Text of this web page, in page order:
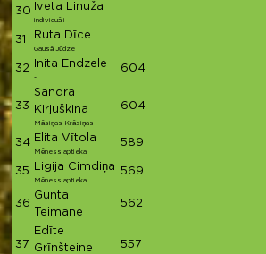
30 Iveta Linuža
individuāli
31 Ruta Dīce
Gausā Jūdze
32 Inita Endzele
-
604
33
Sandra
Kirjuškina
Māsiņas Krāsiņas
604
34 Elita Vītola
Mēness aptieka
589
35 Ligija Cimdiņa
Mēness aptieka
569
36
Gunta
Teimane
562
37
Edīte
Grīnšteine
557